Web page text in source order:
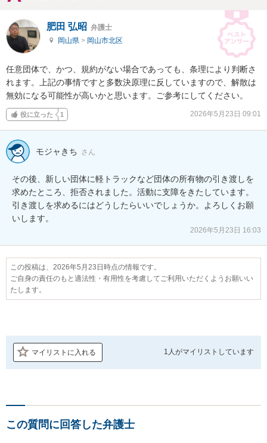
肥田 弘昭 弁護士
岡山県 > 岡山市北区
任意団体で、かつ、規約がない場合であっても、条理により判断さ
れます。上記の事情ですと多数決原理に反していますので、解散は
無効になる可能性が高いかと思います。ご参考にしてください。
役に立った 1 2026年5月23日 09:01
モジャきち さん
その後、新しい団体に軽トラックなど団体の所有物の引き渡しを
求めたところ、拒否されました。活動に支障をきたしています。
引き渡しを求めるにはどうしたらいいでしょうか。よろしくお願
いします。
2026年5月23日 16:03
この投稿は、2026年5月23日時点の情報です。
ご自身の責任のもと適法性・有用性を考慮してご利用いただくようお願いい
たします。
マイリストに入れる 1人がマイリストしています
この質問に回答した弁護士